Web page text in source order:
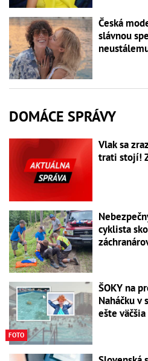
Česká
slávnou
DOMÁCE SPRÁVY
Vlak sa
trati stojí!
cyklista
FOTO
ŠOKY na
Naháčku
ešte